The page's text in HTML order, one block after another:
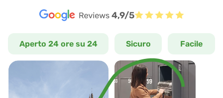
4,9/5
Sicuro Facile
Aperto 24 ore su 24